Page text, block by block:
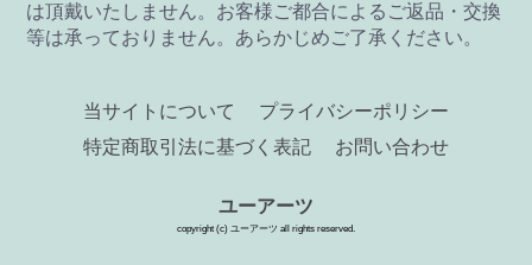
は頂戴いたしません。お客様ご都合によるご返品・交換
等は承っておりません。あらかじめご了承ください。
当サイトについて
プライバシーポリシー
特定商取引法に基づく表記
お問い合わせ
ユーアーツ
copyright (c) ユーアーツ all rights reserved.